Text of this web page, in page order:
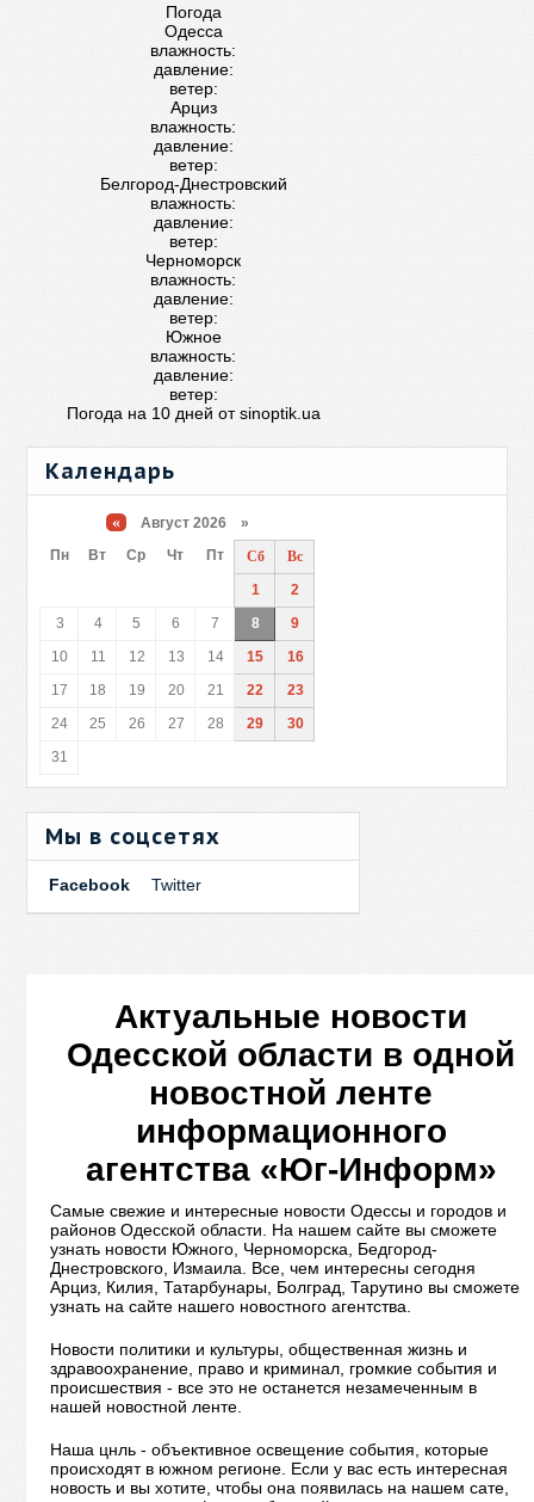
Погода
Одесса
влажность:
давление:
ветер:
Арциз
влажность:
давление:
ветер:
Белгород-Днестровский
влажность:
давление:
ветер:
Черноморск
влажность:
давление:
ветер:
Южное
влажность:
давление:
ветер:
Погода на 10 дней отsinoptik.ua
Календарь
« Август 2026 »
Пн
Вт Ср Чт Пт Сб
Вс
1
2
3
4 5 6 7 8
9
10
11 12 13 14 15
16
17
18 19 20 21 22
23
24
25 26 27 28 29
30
31
Мы в соцсетях
Facebook Twitter
Актуальные новости
Одесской области в одной
новостной ленте
информационного
агентства «Юг-Информ»
Самые свежие и интересные новости Одессы и городов и
районов Одесской области. На нашем сайте вы сможете
узнать новости Южного, Черноморска, Бедгород-
Днестровского, Измаила. Все, чем интересны сегодня
Арциз, Килия, Татарбунары, Болград, Тарутино вы сможете
узнать на сайте нашего новостного агентства.
Новости политики и культуры, общественная жизнь и
здравоохранение, право и криминал, громкие события и
происшествия - все это не останется незамеченным в
нашей новостной ленте.
Наша цнль - объективное освещение события, которые
происходят в южном регионе. Если у вас есть интересная
новость и вы хотите, чтобы она появилась на нашем сате,